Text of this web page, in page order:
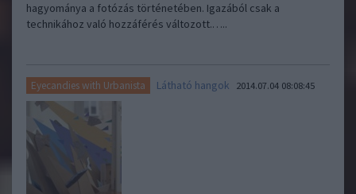
hagyománya a fotózás történetében. Igazából csak a
technikához való hozzáférés változott.…..
Eyecandies with Urbanista Látható hangok 2014.07.04 08:08:45